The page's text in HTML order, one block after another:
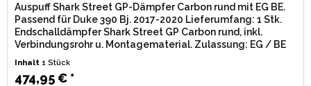
Auspuff Shark Street GP-Dämpfer Carbon rund mit EG BE.
Passend für Duke 390 Bj. 2017-2020 Lieferumfang: 1 Stk.
Endschalldämpfer Shark Street GP Carbon rund, inkl.
Verbindungsrohr u. Montagematerial. Zulassung: EG / BE
Inhalt1 Stück
474,95 € *